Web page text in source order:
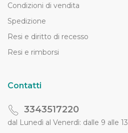
Condizioni di vendita
Spedizione
Resi e diritto di recesso
Resi e rimborsi
Contatti
3343517220
dal Lunedì al Venerdì: dalle 9 alle 13